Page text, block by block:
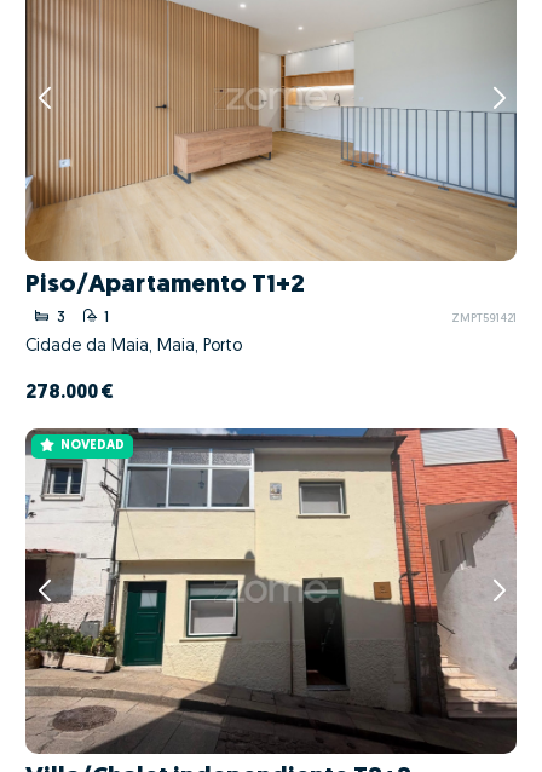
Piso/Apartamento T1+2
3 1 ZMPT591421
Cidade da Maia, Maia, Porto
278.000 €
NOVEDAD